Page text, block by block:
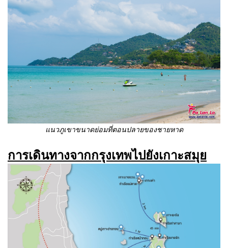
แนวภูเขาขนาดย่อมที่ตอนปลายของชายหาด
การเดินทางจากกรุงเทพไปยังเกาะสมุย